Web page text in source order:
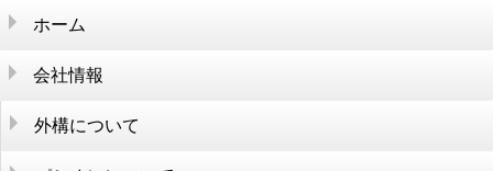
ホーム
会社情報
外構について
そもそも外構とは？